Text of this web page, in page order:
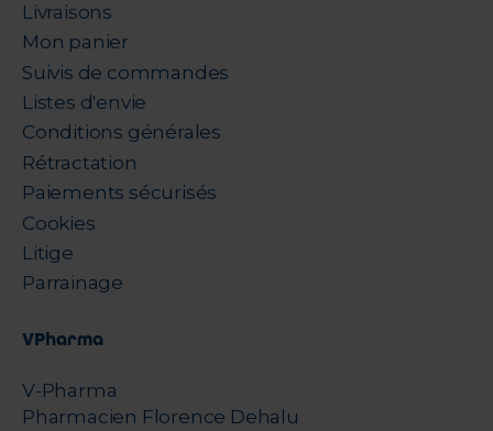
Livraisons
Mon panier
Suivis de commandes
Listes d'envie
Conditions générales
Rétractation
Paiements sécurisés
Cookies
Litige
Parrainage
VPharma
V-Pharma
Pharmacien Florence Dehalu